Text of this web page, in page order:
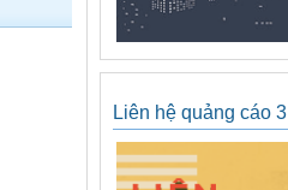
Liên hệ quảng cáo 3